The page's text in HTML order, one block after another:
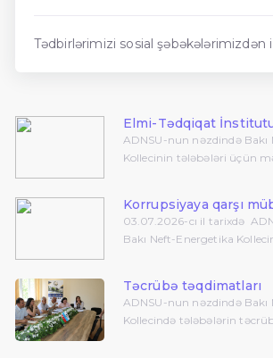
Tədbirlərimizi sosial şəbəkələrimizdən
Elmi-Tədqiqat
ADNSU-nun nəzdində
Kollecinin tələbələri üçün
Korrupsiyaya qarşı
03.07.2026-cı il tarixdə
Bakı Neft-Energetika
Təcrübə təqdimatları
ADNSU-nun nəzdində
Kollecində tələbələrin